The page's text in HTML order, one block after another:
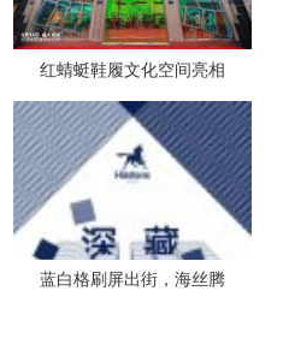
红蜻蜓鞋履文化空间亮相
蓝白格刷屏出街，海丝腾